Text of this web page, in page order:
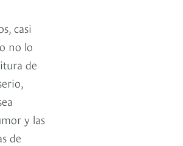
casi
no lo
de
y las
de